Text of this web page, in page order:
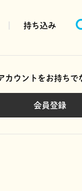
持ち込み
カウントをお持ちで
会員登録